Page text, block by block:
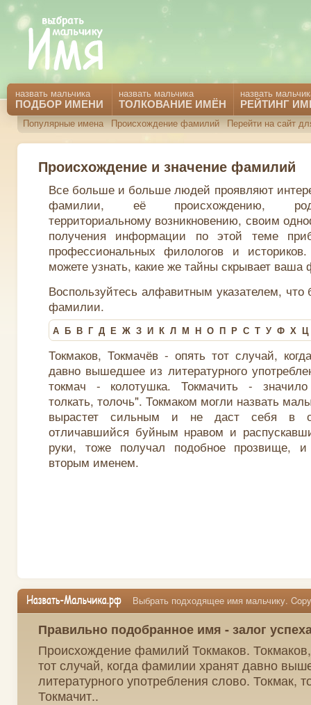
назвать мальчика
ПОДБОР ИМЕНИ
назвать мальчика
ТОЛКОВАНИЕ ИМЁН
назвать
РЕЙТИНГ
Популярные имена Происхождение фамилий Перейти на сайт
Происхождение и значение фамилий
Все больше и больше людей проявляют
фамилии, её происхождению,
территориальному возникновению, своим
получения информации по этой теме
профессиональных филологов и
можете узнать, какие же тайны скрывает
Воспользуйтесь алфавитным указателем, что
фамилии.
А Б В Г Д Е Ж З И К Л М Н О П Р С Т У Ф Х Ц
Токмаков, Токмачёв - опять тот случай,
давно вышедшее из литературного
токмач - колотушка. Токмачить -
толкать, толочь". Токмаком могли назвать
вырастет сильным и не даст себя в
отличавшийся буйным нравом и
руки, тоже получал подобное прозвище, и
вторым именем.
Выбрать подходящее имя мальчику.
Правильно подобранное имя - залог
Происхождение фамилий Токмаков.
тот случай, когда фамилии хранят давно
литературного употребления слово. Токмак,
Токмачит..